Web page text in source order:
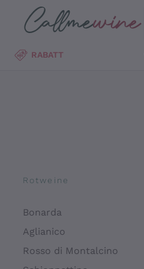
Zum Hauptinhalt springen
RABATT
Rotweine
Bonarda
Aglianico
Rosso di Montalcino